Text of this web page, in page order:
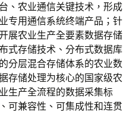
、农业通信关键技术，形成
专用通信系统终端产品；针
展农业生产全要素数据存储
式存储技术、分布式数据库
分层混合存储体系的农业数
存储处理为核心的国家级农
生产全流程的数据采集标
可兼容性、可集成性和连贯